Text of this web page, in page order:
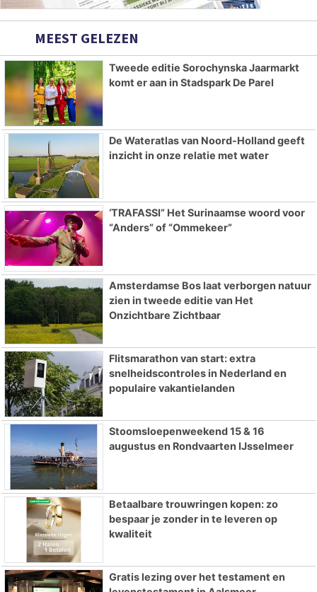
MEEST GELEZEN
Tweede editie Sorochynska Jaarmarkt
komt er aan in Stadspark De Parel
De Wateratlas van Noord-Holland geeft
inzicht in onze relatie met water
‘TRAFASSI” Het Surinaamse woord voor
“Anders” of “Ommekeer”
Amsterdamse Bos laat verborgen natuur
zien in tweede editie van Het
Onzichtbare Zichtbaar
Flitsmarathon van start: extra
snelheidscontroles in Nederland en
populaire vakantielanden
Stoomsloepenweekend 15 & 16
augustus en Rondvaarten IJsselmeer
Betaalbare trouwringen kopen: zo
bespaar je zonder in te leveren op
kwaliteit
Gratis lezing over het testament en